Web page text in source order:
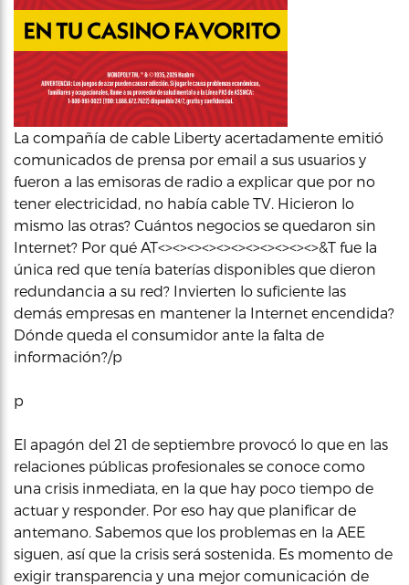
La compañía de cable Liberty acertadamente emitió
comunicados de prensa por email a sus usuarios y
fueron a las emisoras de radio a explicar que por no
tener electricidad, no había cable TV. Hicieron lo
mismo las otras? Cuántos negocios se quedaron sin
Internet? Por qué AT<><><><><><><><><><><>&T fue la
única red que tenía baterías disponibles que dieron
redundancia a su red? Invierten lo suficiente las
demás empresas en mantener la Internet encendida?
Dónde queda el consumidor ante la falta de
información?/p
p
El apagón del 21 de septiembre provocó lo que en las
relaciones públicas profesionales se conoce como
una crisis inmediata, en la que hay poco tiempo de
actuar y responder. Por eso hay que planificar de
antemano. Sabemos que los problemas en la AEE
siguen, así que la crisis será sostenida. Es momento de
exigir transparencia y una mejor comunicación de